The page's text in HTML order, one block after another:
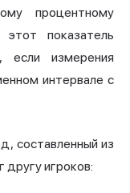
процентному
показатель
измерения
интервале с
составленный из
игроков: